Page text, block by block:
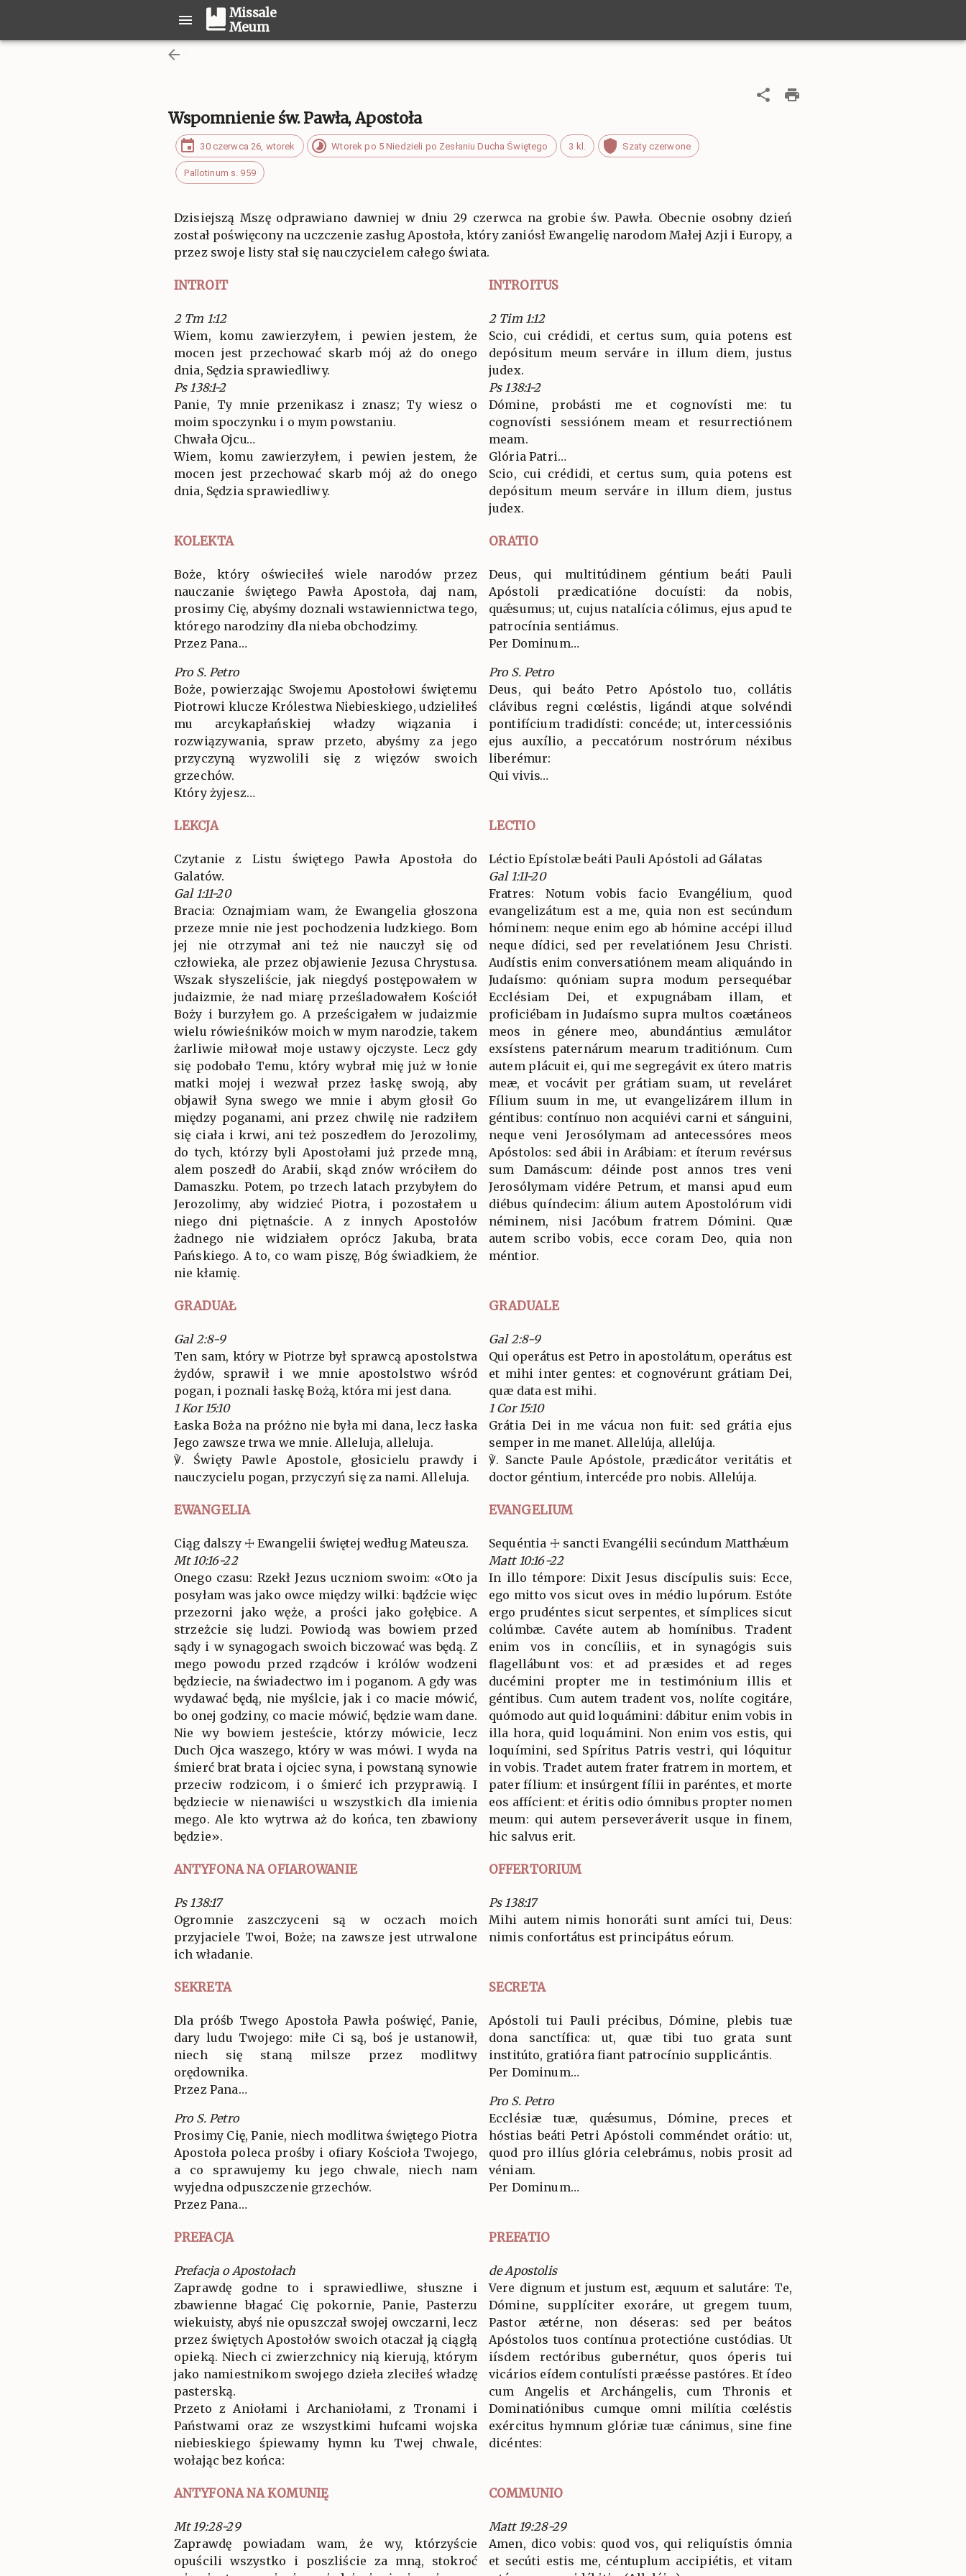
Missale
Meum
Wspomnienie św. Pawła, Apostoła
30 czerwca 26, wtorek Wtorek po 5 Niedzieli po Zesłaniu Ducha Świętego 3 kl. Szaty czerwone
Pallotinum s. 959
Dzisiejszą Mszę odprawiano dawniej w dniu 29 czerwca na grobie św. Pawła. Obecnie osobny dzień
został poświęcony na uczczenie zasług Apostoła, który zaniósł Ewangelię narodom Małej Azji i Europy, a
przez swoje listy stał się nauczycielem całego świata.
INTROIT INTROITUS
2 Tm 1:12
Wiem, komu zawierzyłem, i pewien jestem, że
mocen jest przechować skarb mój aż do onego
dnia, Sędzia sprawiedliwy.
Ps 138:1-2
Panie, Ty mnie przenikasz i znasz; Ty wiesz o
moim spoczynku i o mym powstaniu.
Chwała Ojcu…
Wiem, komu zawierzyłem, i pewien jestem, że
mocen jest przechować skarb mój aż do onego
dnia, Sędzia sprawiedliwy.
2 Tim 1:12
Scio, cui crédidi, et certus sum, quia potens est
depósitum meum serváre in illum diem, justus
judex.
Ps 138:1-2
Dómine, probásti me et cognovísti me: tu
cognovísti sessiónem meam et resurrectiónem
meam.
Glória Patri…
Scio, cui crédidi, et certus sum, quia potens est
depósitum meum serváre in illum diem, justus
judex.
KOLEKTA ORATIO
Boże, który oświeciłeś wiele narodów przez
nauczanie świętego Pawła Apostoła, daj nam,
prosimy Cię, abyśmy doznali wstawiennictwa tego,
którego narodziny dla nieba obchodzimy.
Przez Pana…
Pro S. Petro
Boże, powierzając Swojemu Apostołowi świętemu
Piotrowi klucze Królestwa Niebieskiego, udzieliłeś
mu arcykapłańskiej władzy wiązania i
rozwiązywania, spraw przeto, abyśmy za jego
przyczyną wyzwolili się z więzów swoich
grzechów.
Który żyjesz…
Deus, qui multitúdinem géntium beáti Pauli
Apóstoli prædicatióne docuísti: da nobis,
quǽsumus; ut, cujus natalícia cólimus, ejus apud te
patrocínia sentiámus.
Per Dominum…
Pro S. Petro
Deus, qui beáto Petro Apóstolo tuo, collátis
clávibus regni cœléstis, ligándi atque solvéndi
pontifícium tradidísti: concéde; ut, intercessiónis
ejus auxílio, a peccatórum nostrórum néxibus
liberémur:
Qui vivis…
LEKCJA LECTIO
Czytanie z Listu świętego Pawła Apostoła do
Galatów.
Gal 1:11-20
Bracia: Oznajmiam wam, że Ewangelia głoszona
przeze mnie nie jest pochodzenia ludzkiego. Bom
jej nie otrzymał ani też nie nauczył się od
człowieka, ale przez objawienie Jezusa Chrystusa.
Wszak słyszeliście, jak niegdyś postępowałem w
judaizmie, że nad miarę prześladowałem Kościół
Boży i burzyłem go. A prześcigałem w judaizmie
wielu rówieśników moich w mym narodzie, takem
żarliwie miłował moje ustawy ojczyste. Lecz gdy
się podobało Temu, który wybrał mię już w łonie
matki mojej i wezwał przez łaskę swoją, aby
objawił Syna swego we mnie i abym głosił Go
między poganami, ani przez chwilę nie radziłem
się ciała i krwi, ani też poszedłem do Jerozolimy,
do tych, którzy byli Apostołami już przede mną,
alem poszedł do Arabii, skąd znów wróciłem do
Damaszku. Potem, po trzech latach przybyłem do
Jerozolimy, aby widzieć Piotra, i pozostałem u
niego dni piętnaście. A z innych Apostołów
żadnego nie widziałem oprócz Jakuba, brata
Pańskiego. A to, co wam piszę, Bóg świadkiem, że
nie kłamię.
Léctio Epístolæ beáti Pauli Apóstoli ad Gálatas
Gal 1:11-20
Fratres: Notum vobis facio Evangélium, quod
evangelizátum est a me, quia non est secúndum
hóminem: neque enim ego ab hómine accépi illud
neque dídici, sed per revelatiónem Jesu Christi.
Audístis enim conversatiónem meam aliquándo in
Judaísmo: quóniam supra modum persequébar
Ecclésiam Dei, et expugnábam illam, et
proficiébam in Judaísmo supra multos coætáneos
meos in génere meo, abundántius æmulátor
exsístens paternárum mearum traditiónum. Cum
autem plácuit ei, qui me segregávit ex útero matris
meæ, et vocávit per grátiam suam, ut reveláret
Fílium suum in me, ut evangelizárem illum in
géntibus: contínuo non acquiévi carni et sánguini,
neque veni Jerosólymam ad antecessóres meos
Apóstolos: sed ábii in Arábiam: et íterum revérsus
sum Damáscum: déinde post annos tres veni
Jerosólymam vidére Petrum, et mansi apud eum
diébus quíndecim: álium autem Apostolórum vidi
néminem, nisi Jacóbum fratrem Dómini. Quæ
autem scribo vobis, ecce coram Deo, quia non
méntior.
GRADUAŁ GRADUALE
Gal 2:8-9
Ten sam, który w Piotrze był sprawcą apostolstwa
żydów, sprawił i we mnie apostolstwo wśród
pogan, i poznali łaskę Bożą, która mi jest dana.
1 Kor 15:10
Łaska Boża na próżno nie była mi dana, lecz łaska
Jego zawsze trwa we mnie. Alleluja, alleluja.
℣. Święty Pawle Apostole, głosicielu prawdy i
nauczycielu pogan, przyczyń się za nami. Alleluja.
Gal 2:8-9
Qui operátus est Petro in apostolátum, operátus est
et mihi inter gentes: et cognovérunt grátiam Dei,
quæ data est mihi.
1 Cor 15:10
Grátia Dei in me vácua non fuit: sed grátia ejus
semper in me manet. Allelúja, allelúja.
℣. Sancte Paule Apóstole, prædicátor veritátis et
doctor géntium, intercéde pro nobis. Allelúja.
EWANGELIA EVANGELIUM
Ciąg dalszy ☩ Ewangelii świętej według Mateusza.
Mt 10:16-22
Onego czasu: Rzekł Jezus uczniom swoim: «Oto ja
posyłam was jako owce między wilki: bądźcie więc
przezorni jako węże, a prości jako gołębice. A
strzeżcie się ludzi. Powiodą was bowiem przed
sądy i w synagogach swoich biczować was będą. Z
mego powodu przed rządców i królów wodzeni
będziecie, na świadectwo im i poganom. A gdy was
wydawać będą, nie myślcie, jak i co macie mówić,
bo onej godziny, co macie mówić, będzie wam dane.
Nie wy bowiem jesteście, którzy mówicie, lecz
Duch Ojca waszego, który w was mówi. I wyda na
śmierć brat brata i ojciec syna, i powstaną synowie
przeciw rodzicom, i o śmierć ich przyprawią. I
będziecie w nienawiści u wszystkich dla imienia
mego. Ale kto wytrwa aż do końca, ten zbawiony
będzie».
Sequéntia ☩ sancti Evangélii secúndum Matthǽum
Matt 10:16-22
In illo témpore: Dixit Jesus discípulis suis: Ecce,
ego mitto vos sicut oves in médio lupórum. Estóte
ergo prudéntes sicut serpentes, et símplices sicut
colúmbæ. Cavéte autem ab homínibus. Tradent
enim vos in concíliis, et in synagógis suis
flagellábunt vos: et ad præsides et ad reges
ducémini propter me in testimónium illis et
géntibus. Cum autem tradent vos, nolíte cogitáre,
quómodo aut quid loquámini: dábitur enim vobis in
illa hora, quid loquámini. Non enim vos estis, qui
loquímini, sed Spíritus Patris vestri, qui lóquitur
in vobis. Tradet autem frater fratrem in mortem, et
pater fílium: et insúrgent fílii in paréntes, et morte
eos affícient: et éritis odio ómnibus propter nomen
meum: qui autem perseveráverit usque in finem,
hic salvus erit.
ANTYFONA NA OFIAROWANIE OFFERTORIUM
Ps 138:17
Ogromnie zaszczyceni są w oczach moich
przyjaciele Twoi, Boże; na zawsze jest utrwalone
ich władanie.
Ps 138:17
Mihi autem nimis honoráti sunt amíci tui, Deus:
nimis confortátus est principátus eórum.
SEKRETA SECRETA
Dla próśb Twego Apostoła Pawła poświęć, Panie,
dary ludu Twojego: miłe Ci są, boś je ustanowił,
niech się staną milsze przez modlitwy
orędownika.
Przez Pana…
Pro S. Petro
Prosimy Cię, Panie, niech modlitwa świętego Piotra
Apostoła poleca prośby i ofiary Kościoła Twojego,
a co sprawujemy ku jego chwale, niech nam
wyjedna odpuszczenie grzechów.
Przez Pana…
Apóstoli tui Pauli précibus, Dómine, plebis tuæ
dona sanctífica: ut, quæ tibi tuo grata sunt
institúto, gratióra fiant patrocínio supplicántis.
Per Dominum…
Pro S. Petro
Ecclésiæ tuæ, quǽsumus, Dómine, preces et
hóstias beáti Petri Apóstoli comméndet orátio: ut,
quod pro illíus glória celebrámus, nobis prosit ad
véniam.
Per Dominum…
PREFACJA PREFATIO
Prefacja o Apostołach
Zaprawdę godne to i sprawiedliwe, słuszne i
zbawienne błagać Cię pokornie, Panie, Pasterzu
wiekuisty, abyś nie opuszczał swojej owczarni, lecz
przez świętych Apostołów swoich otaczał ją ciągłą
opieką. Niech ci zwierzchnicy nią kierują, którym
jako namiestnikom swojego dzieła zleciłeś władzę
pasterską.
Przeto z Aniołami i Archaniołami, z Tronami i
Państwami oraz ze wszystkimi hufcami wojska
niebieskiego śpiewamy hymn ku Twej chwale,
wołając bez końca:
de Apostolis
Vere dignum et justum est, æquum et salutáre: Te,
Dómine, supplíciter exoráre, ut gregem tuum,
Pastor ætérne, non déseras: sed per beátos
Apóstolos tuos contínua protectióne custódias. Ut
iísdem rectóribus gubernétur, quos óperis tui
vicários eídem contulísti præésse pastóres. Et ídeo
cum Angelis et Archángelis, cum Thronis et
Dominatiónibus cumque omni milítia cœléstis
exércitus hymnum glóriæ tuæ cánimus, sine fine
dicéntes:
ANTYFONA NA KOMUNIĘ COMMUNIO
Mt 19:28-29
Zaprawdę powiadam wam, że wy, którzyście
opuścili wszystko i poszliście za mną, stokroć
Matt 19:28-29
Amen, dico vobis: quod vos, qui reliquístis ómnia
et secúti estis me, céntuplum accipiétis, et vitam